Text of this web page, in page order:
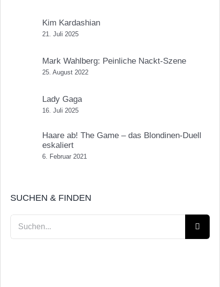
Kim Kardashian
21. Juli 2025
Mark Wahlberg: Peinliche Nackt-Szene
25. August 2022
Lady Gaga
16. Juli 2025
Haare ab! The Game – das Blondinen-Duell
eskaliert
6. Februar 2021
SUCHEN & FINDEN
Suche
nach: